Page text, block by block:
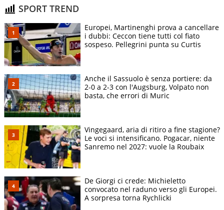
SPORT TREND
Europei, Martinenghi prova a cancellare
i dubbi: Ceccon tiene tutti col fiato
sospeso. Pellegrini punta su Curtis
Anche il Sassuolo è senza portiere: da
2-0 a 2-3 con l'Augsburg, Volpato non
basta, che errori di Muric
Vingegaard, aria di ritiro a fine stagione?
Le voci si intensificano. Pogacar, niente
Sanremo nel 2027: vuole la Roubaix
De Giorgi ci crede: Michieletto
convocato nel raduno verso gli Europei.
A sorpresa torna Rychlicki